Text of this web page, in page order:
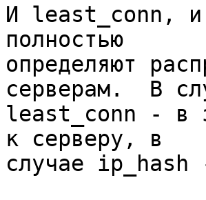
И least_conn, и
полностью
определяют
серверам.  В
least_conn - в
к серверу, в
случае